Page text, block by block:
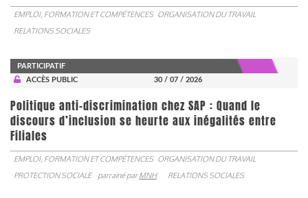
EMPLOI, FORMATION ET COMPÉTENCES ORGANISATION DU TRAVAIL
RELATIONS SOCIALES
PARTICIPATIF
ACCÈS PUBLIC
30 / 07 / 2026
Politique anti-discrimination chez SAP : Quand le
discours d’inclusion se heurte aux inégalités entre
Filiales
EMPLOI, FORMATION ET COMPÉTENCES ORGANISATION DU TRAVAIL
PROTECTION SOCIALE
parrainé parMNH RELATIONS SOCIALES